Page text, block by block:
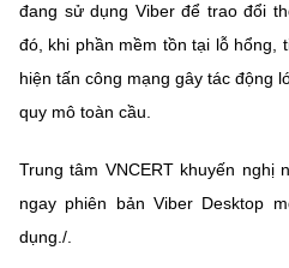
đang sử dụng Viber để trao đổi
đó, khi phần mềm tồn tại lỗ hổng,
hiện tấn công mạng gây tác động
quy mô toàn cầu.
Trung tâm VNCERT khuyến nghị
ngay phiên bản Viber Desktop
dụng./.